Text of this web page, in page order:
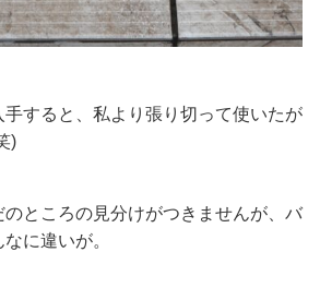
すると、私より張り切って使いたが
)
ところの見分けがつきませんが、バ
に違いが。